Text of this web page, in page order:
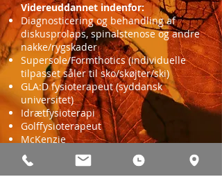
Videreuddannet indenfor:
Diagnosticering og behandling af
diskusprolaps, spinalstenose og andre
nakke/rygskader
Supersole/Formthotics (individuelle
tilpasset såler til sko/skøjter/ski)
GLA:D fysioterapeut (syddansk
universitet)
Idrætfysioterapi
Golffysioterapeut
McKenzie
Akupunktur
MET
Cyriax